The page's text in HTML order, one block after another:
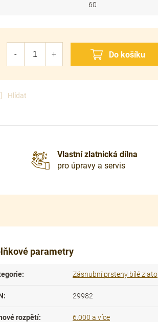
Hlídat
60
Vlastní zlatnická dílna
pro úpravy a servis
parametry
: Zásnubní prsteny bílé zlato
: 29982
rozpětí: 6.000 a více